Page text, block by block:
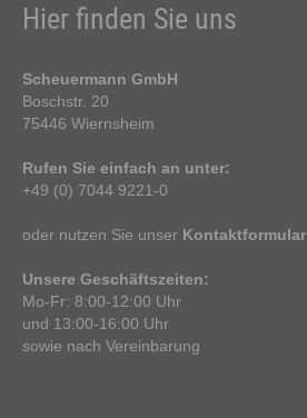
Hier finden Sie uns
Scheuermann GmbH
Boschstr. 20
75446 Wiernsheim
Rufen Sie einfach an unter:
+49 (0) 7044 9221-0
oder nutzen Sie unser Kontaktformular
Unsere Geschäftszeiten:
Mo-Fr: 8:00-12:00 Uhr
und 13:00-16:00 Uhr
sowie nach Vereinbarung